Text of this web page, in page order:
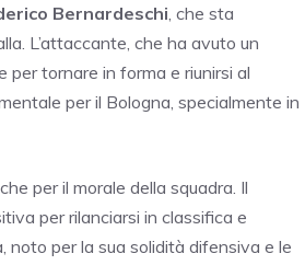
Bernardeschi , che sta
L’attaccante, che ha avuto un
tornare in forma e riunirsi al
per il Bologna, specialmente in
per il morale della squadra. Il
per rilanciarsi in classifica e
noto per la sua solidità difensiva e le